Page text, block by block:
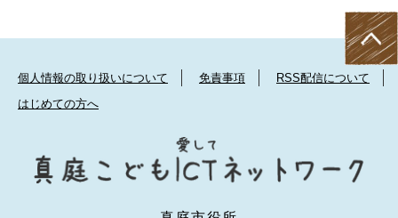
個人情報の取り扱いについて 免責事項
RSS配信について
はじめての方へ